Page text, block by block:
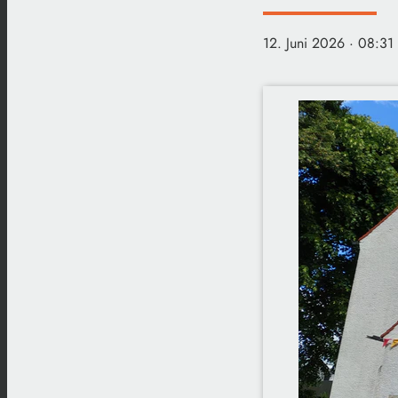
12. Juni 2026 · 08:31